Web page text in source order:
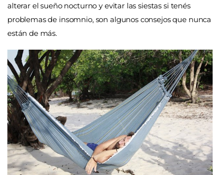
alterar el sueño nocturno y evitar las siestas si tenés
problemas de insomnio, son algunos consejos que nunca
están de más.